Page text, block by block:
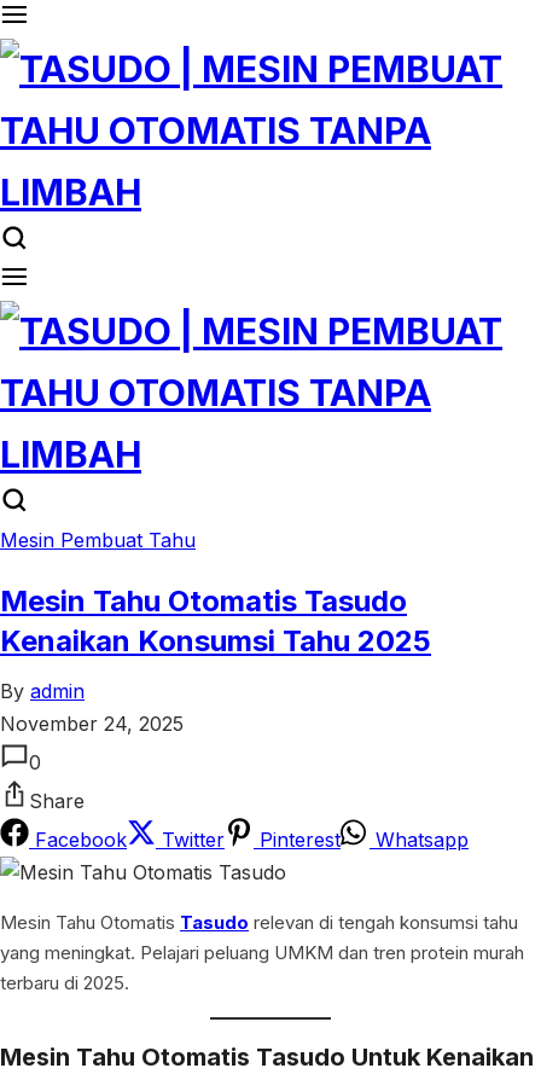
Mesin Pembuat Tahu
Mesin Tahu Otomatis Tasudo
Kenaikan Konsumsi Tahu 2025
By admin
November 24, 2025
0
Share
Facebook
Twitter Pinterest Whatsapp
Mesin Tahu Otomatis Tasudo relevan di tengah konsumsi tahu
yang meningkat. Pelajari peluang UMKM dan tren protein murah
terbaru di 2025.
Mesin Tahu Otomatis Tasudo Untuk Kenaikan